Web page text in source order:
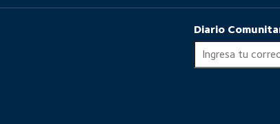
Diario